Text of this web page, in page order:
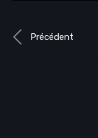
Précédent